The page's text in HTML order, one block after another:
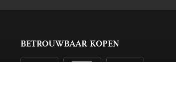
BETROUWBAAR KOPEN